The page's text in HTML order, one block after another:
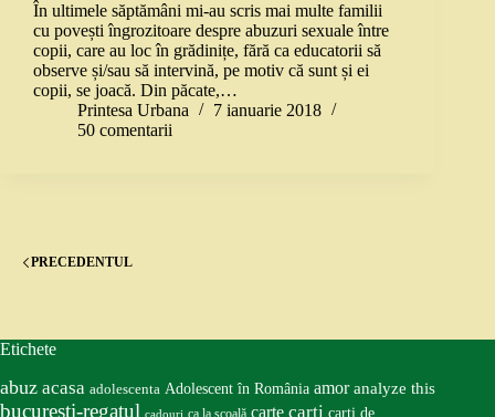
În ultimele săptămâni mi-au scris mai multe familii
cu povești îngrozitoare despre abuzuri sexuale între
copii, care au loc în grădinițe, fără ca educatorii să
observe și/sau să intervină, pe motiv că sunt și ei
copii, se joacă. Din păcate,…
Printesa Urbana
7 ianuarie 2018
50 comentarii
PRECEDENTUL
Etichete
abuz acasa adolescenta Adolescent în România amor analyze this
bucureşti-regatul cadouri carte carti carti de